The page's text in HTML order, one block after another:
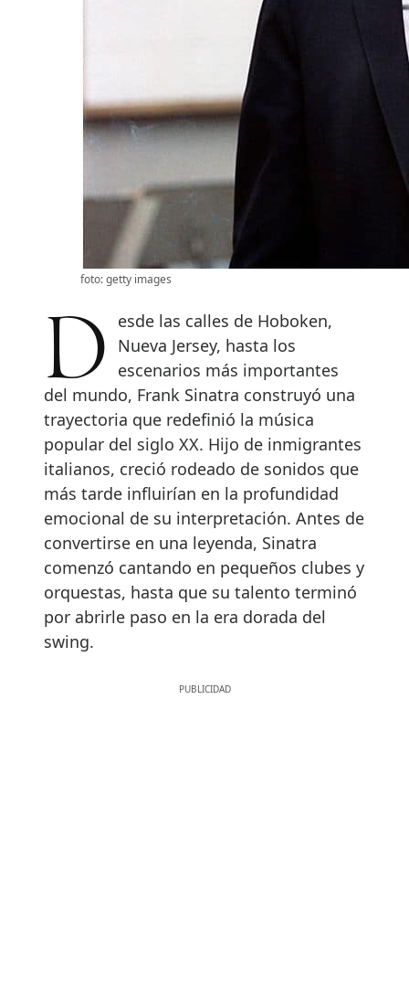
foto: getty images
Desde las calles de Hoboken,
Nueva Jersey, hasta los
escenarios más importantes
del mundo, Frank Sinatra construyó una
trayectoria que redefinió la música
popular del siglo XX. Hijo de inmigrantes
italianos, creció rodeado de sonidos que
más tarde influirían en la profundidad
emocional de su interpretación. Antes de
convertirse en una leyenda, Sinatra
comenzó cantando en pequeños clubes y
orquestas, hasta que su talento terminó
por abrirle paso en la era dorada del
swing.